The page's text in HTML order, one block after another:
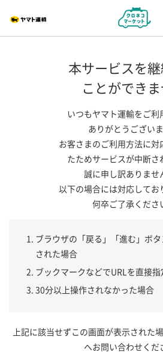
本サービスを
ことができ
いつもヤマト運輸をご利
ありがとうございま
お客さまのご利用方法に対
たためサービスが中断さ
誠に申し訳ありませ
以下の場合には対応してお
何卒ご了承くださ
ブラウザの「戻る」「進む」ボ
された場合
ブックマークなどでURLを直接
30分以上操作されなかった場合
上記に該当せずこの画面が表示された
へお問い合わせくだ